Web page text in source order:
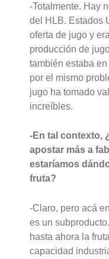
-Totalmente. Hay
del HLB. Estados
oferta de jugo y
producción de
también estaba
por el mismo
jugo ha tomado
increíbles.
-En tal contexto,
apostar más a
estaríamos
fruta?
-Claro, pero acá
es un
hasta ahora la
capacidad